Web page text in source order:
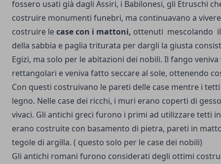
fossero usati già dagli Assiri, i Babilonesi, gli Etruschi
costruire monumenti funebri, ma continuavano a
costruire lecase con i mattoni, ottenuti mescolando
della sabbia e paglia triturata per dargli la giusta
Egizi, ma solo per le abitazioni dei nobili. Il fango
rettangolari e veniva fatto seccare al sole, ottenendo
Con questi costruivano le pareti delle case mentre i
legno. Nelle case dei ricchi, i muri erano coperti di
vivaci. Gli antichi greci furono i primi ad utilizzare tetti
erano costruite con basamento di pietra, pareti in
tegole di argilla. ( questo solo per le case dei nobili)
Gli antichi romani furono considerati degli ottimi